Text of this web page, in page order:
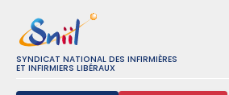
SYNDICAT NATIONAL DES INFIRMIÈRES
ET INFIRMIERS LIBÉRAUX